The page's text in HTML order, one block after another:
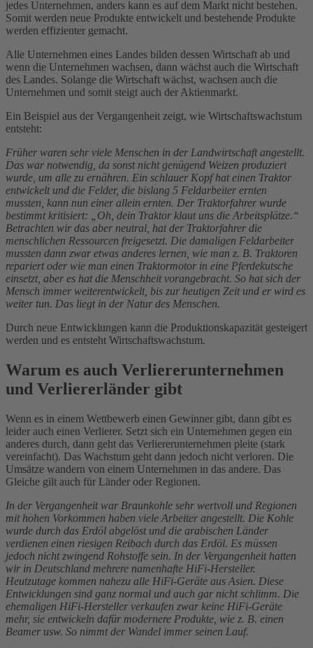
jedes Unternehmen, anders kann es auf dem Markt nicht bestehen.
Somit werden neue Produkte entwickelt und bestehende Produkte
werden effizienter gemacht.
Alle Unternehmen eines Landes bilden dessen Wirtschaft ab und
wenn die Unternehmen wachsen, dann wächst auch die Wirtschaft
des Landes. Solange die Wirtschaft wächst, wachsen auch die
Unternehmen und somit steigt auch der Aktienmarkt.
Ein Beispiel aus der Vergangenheit zeigt, wie Wirtschaftswachstum
entsteht:
Früher waren sehr viele Menschen in der Landwirtschaft angestellt.
Das war notwendig, da sonst nicht genügend Weizen produziert
wurde, um alle zu ernähren. Ein schlauer Kopf hat einen Traktor
entwickelt und die Felder, die bislang 5 Feldarbeiter ernten
mussten, kann nun einer allein ernten. Der Traktorfahrer wurde
bestimmt kritisiert: „Oh, dein Traktor klaut uns die Arbeitsplätze.“
Betrachten wir das aber neutral, hat der Traktorfahrer die
menschlichen Ressourcen freigesetzt. Die damaligen Feldarbeiter
mussten dann zwar etwas anderes lernen, wie man z. B. Traktoren
repariert oder wie man einen Traktormotor in eine Pferdekutsche
einsetzt, aber es hat die Menschheit vorangebracht. So hat sich der
Mensch immer weiterentwickelt, bis zur heutigen Zeit und er wird es
weiter tun. Das liegt in der Natur des Menschen.
Durch neue Entwicklungen kann die Produktionskapazität gesteigert
werden und es entsteht Wirtschaftswachstum.
Warum es auch Verliererunternehmen
und Verliererländer gibt
Wenn es in einem Wettbewerb einen Gewinner gibt, dann gibt es
leider auch einen Verlierer. Setzt sich ein Unternehmen gegen ein
anderes durch, dann geht das Verliererunternehmen pleite (stark
vereinfacht). Das Wachstum geht dann jedoch nicht verloren. Die
Umsätze wandern von einem Unternehmen in das andere. Das
Gleiche gilt auch für Länder oder Regionen.
In der Vergangenheit war Braunkohle sehr wertvoll und Regionen
mit hohen Vorkommen haben viele Arbeiter angestellt. Die Kohle
wurde durch das Erdöl abgelöst und die arabischen Länder
verdienen einen riesigen Reibach durch das Erdöl. Es müssen
jedoch nicht zwingend Rohstoffe sein. In der Vergangenheit hatten
wir in Deutschland mehrere namenhafte HiFi-Hersteller.
Heutzutage kommen nahezu alle HiFi-Geräte aus Asien. Diese
Entwicklungen sind ganz normal und auch gar nicht schlimm. Die
ehemaligen HiFi-Hersteller verkaufen zwar keine HiFi-Geräte
mehr, sie entwickeln dafür modernere Produkte, wie z. B. einen
Beamer usw. So nimmt der Wandel immer seinen Lauf.